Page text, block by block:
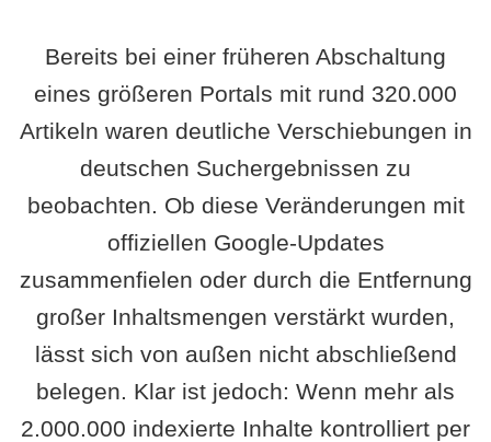
Bereits bei einer früheren Abschaltung
eines größeren Portals mit rund 320.000
Artikeln waren deutliche Verschiebungen in
deutschen Suchergebnissen zu
beobachten. Ob diese Veränderungen mit
offiziellen Google-Updates
zusammenfielen oder durch die Entfernung
großer Inhaltsmengen verstärkt wurden,
lässt sich von außen nicht abschließend
belegen. Klar ist jedoch: Wenn mehr als
2.000.000 indexierte Inhalte kontrolliert per